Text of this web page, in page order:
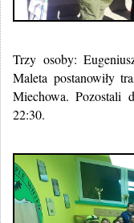
Trzy osoby:
Maleta postanowiły
Miechowa. Pozostali
22:30.